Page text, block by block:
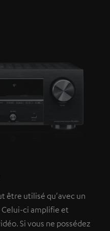
être utilisé qu'avec un
ci amplifie et
Si vous ne possédez